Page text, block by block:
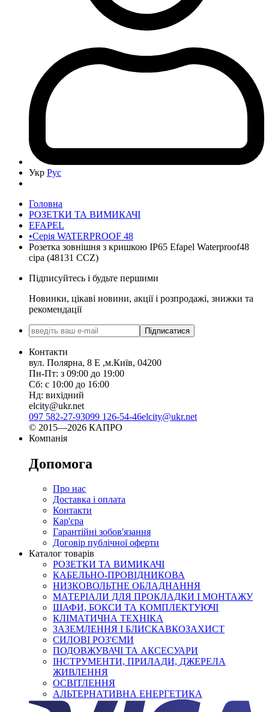
Укр Рус
Головна
РОЗЕТКИ ТА ВИМИКАЧІ
EFAPEL
•Серія WATERPROOF 48
Розетка зовнішня з кришкою IP65 Efapel Waterproof48
сіра (48131 CCZ)
Підписуйтесь і будьте першими
Новинки, цікаві новини, акції і розпродажі, знижки та
рекомендації
Підписатися
Контакти
вул. Полярна, 8 Е ,м.Київ, 04200
Пн-Пт: з 09:00 до 19:00
Сб: с 10:00 до 16:00
Нд: вихідний
elcity@ukr.net
097 582-27-93099 126-54-46elcity@ukr.net
© 2015—2026 КАПРО
Компанія
Допомога
Про нас
Доставка і оплата
Контакти
Кар'єра
Гарантійні зобов'язання
Договір публічної оферти
Каталог товарів
РОЗЕТКИ ТА ВИМИКАЧІ
КАБЕЛЬНО-ПРОВІДНИКОВА
НИЗКОВОЛЬТНЕ ОБЛАДНАННЯ
МАТЕРІАЛИ ДЛЯ ПРОКЛАДКИ І МОНТАЖУ
ШАФИ, БОКСИ ТА КОМПЛЕКТУЮЧІ
КЛІМАТИЧНА ТЕХНІКА
ЗАЗЕМЛЕННЯ І БЛИСКАВКОЗАХИСТ
СИЛОВІ РОЗ'ЄМИ
ПОДОВЖУВАЧІ ТА АКСЕСУАРИ
ІНСТРУМЕНТИ, ПРИЛАДИ, ДЖЕРЕЛА
ЖИВЛЕННЯ
ОСВІТЛЕННЯ
АЛЬТЕРНАТИВНА ЕНЕРГЕТИКА